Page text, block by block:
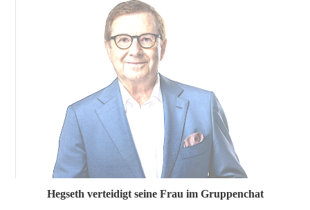
Hegseth verteidigt seine Frau im Gruppenchat